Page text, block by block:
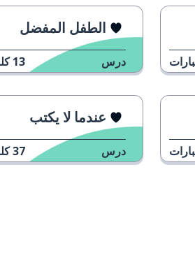
الطفل المفضل
درس 13
عندما لا يكتب
درس 37